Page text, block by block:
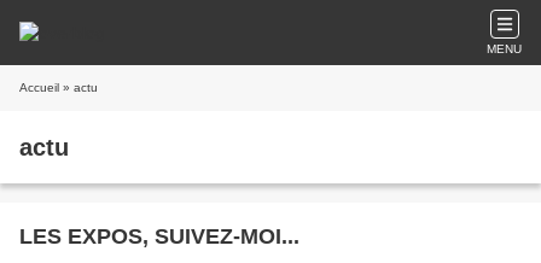
MENU
Accueil » actu
actu
LES EXPOS, SUIVEZ-MOI...